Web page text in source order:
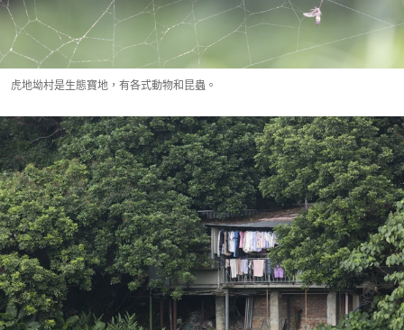
虎地坳村是生態寶地，有各式動物和昆蟲。